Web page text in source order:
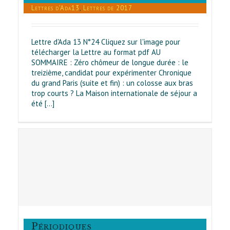
Lettres d'Ada13, Lettres de 2017
Lettre d'Ada 13 N°24 Cliquez sur l'image pour
télécharger la Lettre au format pdf AU
SOMMAIRE : Zéro chômeur de longue durée : le
treizième, candidat pour expérimenter Chronique
du grand Paris (suite et fin) : un colosse aux bras
trop courts ? La Maison internationale de séjour a
été [...]
Périodiques